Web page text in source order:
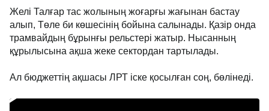
Желі Талғар тас жолының жоғарғы жағынан бастау
алып, Төле би көшесінің бойына салынады. Қазір онда
трамвайдың бұрынғы рельстері жатыр. Нысанның
құрылысына ақша жеке сектордан тартылады.
Ал бюджеттің ақшасы ЛРТ іске қосылған соң, бөлінеді.